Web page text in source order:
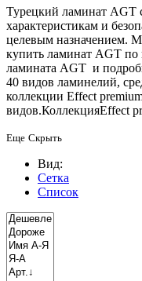
Турецкий ламинат AGT
характеристикам и
целевым назначением.
купить ламинат AGT по
ламината AGT и
40 видов ламинелий,
коллекции Effect
видов.КоллекцияEffect
Еще Скрыть
Вид:
Сетка
Список